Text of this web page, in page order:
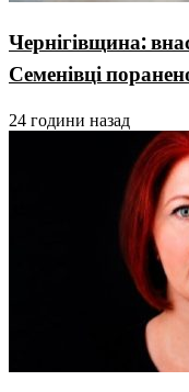
Чернігівщина:
Семенівці
24 години назад